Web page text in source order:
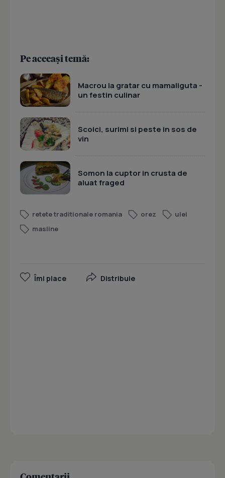
Pe aceeași temă:
Macrou la gratar cu mamaliguta -
un festin culinar
Scoici, surimi si peste in sos de
vin
Somon la cuptor in crusta de
aluat fraged
retete traditionale romania orez
ulei
masline
Îmi place Distribuie